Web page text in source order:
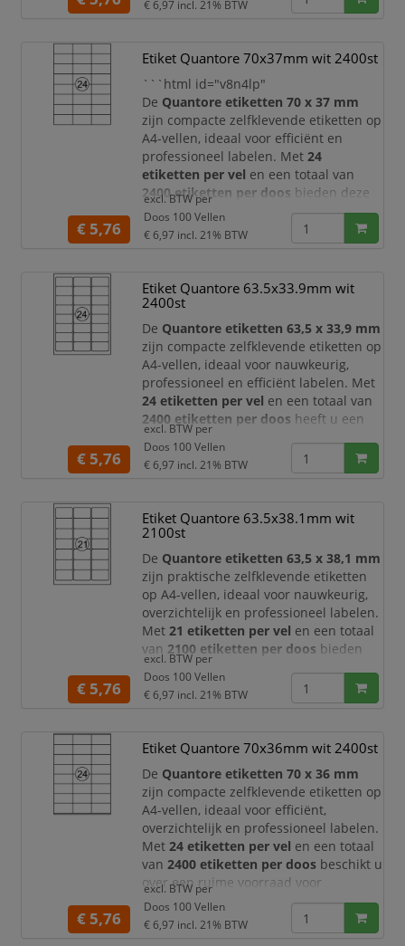
verzending, administratie en
Dankzij het handige formaat van70 x
42,3 mmbieden deze Quantore
etiketten voldoende rui
€ 6,97 incl. 21% BTW
Etiket Quantore 70x37mm wit 2400st
```html id="v8n4lp"
De Quantore etiketten 70 x 37 mm
zijn compacte zelfklevende etiketten op
A4-vellen, ideaal voor efficiënt en
professioneel labelen. Met24
etiketten per vel en een totaal van
2400 etiketten per doos bieden deze
etiketten een ruime voorraad voor
dagelijks gebruik op kantoor, in het
magazijn, bij verzending, archivering
Dankzij het praktische formaat van
37 mm
zee
€ 5,76
excl. BTW per
Doos 100 Vellen
€ 6,97 incl. 21% BTW
Etiket Quantore 63.5x33.9mm wit
2400st
De Quantore etiketten 63,5 x 33,9 mm
zijn compacte zelfklevende etiketten op
A4-vellen, ideaal voor nauwkeurig,
professioneel en efficiënt labelen. Met
24 etiketten per vel en een totaal van
2400 etiketten per doos heeft u een
ruime voorraad voor dagelijks gebruik
op kantoor, in het magazijn, bij
verzending, administratie en
Dankzij het handige formaat van63,5 x
33,9 mm
zeer geschikt voor ad
€ 5,76
excl. BTW per
Doos 100 Vellen
€ 6,97 incl. 21% BTW
Etiket Quantore 63.5x38.1mm wit
2100st
De Quantore etiketten 63,5 x 38,1 mm
zijn praktische zelfklevende etiketten
op A4-vellen, ideaal voor nauwkeurig,
overzichtelijk en professioneel labelen.
Met21 etiketten per vel en een totaal
van 2100 etiketten per doos bieden
deze etiketten een ruime voorraad voor
dagelijks gebruik op kantoor, in het
magazijn, bij verzending, administratie
Dankzij het handige formaat van63,5 x
38,1 mmzijn deze Quantore etiketten
€ 5,76
excl. BTW per
Doos 100 Vellen
€ 6,97 incl. 21% BTW
Etiket Quantore 70x36mm wit 2400st
De Quantore etiketten 70 x 36 mm
zijn compacte zelfklevende etiketten op
A4-vellen, ideaal voor efficiënt,
overzichtelijk en professioneel labelen.
Met24 etiketten per vel en een totaal
van2400 etiketten per doos beschikt u
over een ruime voorraad voor
dagelijkse labeltaken op kantoor, in het
magazijn, bij verzending, administratie
en archivering.
€ 5,76
excl. BTW per
Doos 100 Vellen
€ 6,97 incl. 21% BTW